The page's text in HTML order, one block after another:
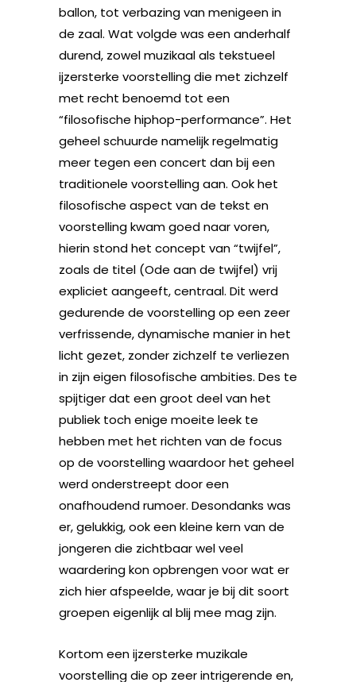
ballon, tot verbazing van menigeen in
de zaal. Wat volgde was een anderhalf
durend, zowel muzikaal als tekstueel
ijzersterke voorstelling die met zichzelf
met recht benoemd tot een
“filosofische hiphop-performance”. Het
geheel schuurde namelijk regelmatig
meer tegen een concert dan bij een
traditionele voorstelling aan. Ook het
filosofische aspect van de tekst en
voorstelling kwam goed naar voren,
hierin stond het concept van “twijfel”,
zoals de titel (Ode aan de twijfel) vrij
expliciet aangeeft, centraal. Dit werd
gedurende de voorstelling op een zeer
verfrissende, dynamische manier in het
licht gezet, zonder zichzelf te verliezen
in zijn eigen filosofische ambities. Des te
spijtiger dat een groot deel van het
publiek toch enige moeite leek te
hebben met het richten van de focus
op de voorstelling waardoor het geheel
werd onderstreept door een
onafhoudend rumoer. Desondanks was
er, gelukkig, ook een kleine kern van de
jongeren die zichtbaar wel veel
waardering kon opbrengen voor wat er
zich hier afspeelde, waar je bij dit soort
groepen eigenlijk al blij mee mag zijn.
Kortom een ijzersterke muzikale
voorstelling die op zeer intrigerende en,